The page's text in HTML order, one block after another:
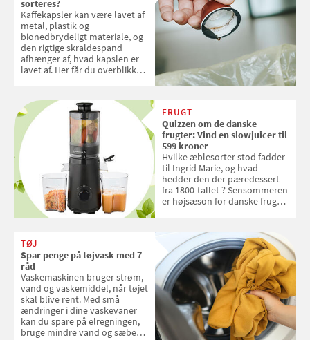
sorteres?
Kaffekapsler kan være lavet af
metal, plastik og
bionedbrydeligt materiale, og
den rigtige skraldespand
afhænger af, hvad kapslen er
lavet af. Her får du overblikket
FRUGT
Quizzen om de danske
frugter: Vind en slowjuicer til
599 kroner
Hvilke æblesorter stod fadder
til Ingrid Marie, og hvad
hedder den der pæredessert
fra 1800-tallet ? Sensommeren
er højsæson for danske fruger,
favoritter. Det fejrer Samvirke
med en quiz om alt det danske
frugt, vi elsker. Konkurrencen
slutter fredag d. 18. september
2026
TØJ
Spar penge på tøjvask med 7
råd
Vaskemaskinen bruger strøm,
vand og vaskemiddel, når tøjet
skal blive rent. Med små
ændringer i dine vaskevaner
kan du spare på elregningen,
bruge mindre vand og sæbe